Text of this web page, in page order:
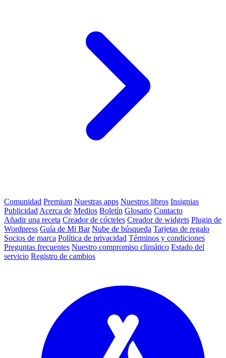
Comunidad Premium Nuestras apps Nuestros libros Insignias
Publicidad Acerca de Medios Boletín Glosario Contacto
Añadir una receta Creador de cócteles Creador de widgets Plugin de
Wordpress Guía de Mi Bar Nube de búsqueda Tarjetas de regalo
Socios de marca Política de privacidad Términos y condiciones
Preguntas frecuentes Nuestro compromiso climático Estado del
servicio Registro de cambios